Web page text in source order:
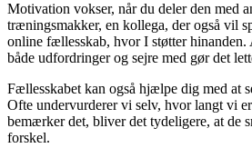
Motivation vokser, når du deler den med
træningsmakker, en kollega, der også vil
online fællesskab, hvor I støtter hinanden.
både udfordringer og sejre med gør det
Fællesskabet kan også hjælpe dig med at
Ofte undervurderer vi selv, hvor langt vi
bemærker det, bliver det tydeligere, at de
forskel.